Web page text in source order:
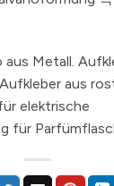
Metall.
aus
elektrische
für